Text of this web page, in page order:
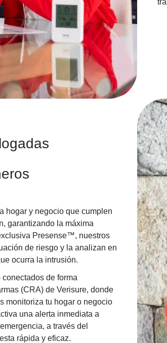
hogar y negocio que cumplen
garantizando la máxima
Presense™, nuestros
de riesgo y la analizan en
ocurra la intrusión.
de forma
(CRA) de Verisure, donde
monitoriza tu hogar o negocio
una alerta inmediata a
a través del
rápida y eficaz.